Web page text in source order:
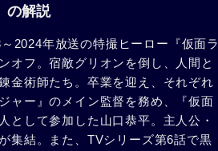
の解説
2024年放送の特撮ヒーロー『仮面ラ
オフ。宿敵グリオンを倒し、人間と
金術師たち。卒業を迎え、それぞれ
ャー』のメイン監督を務め、『仮面
として参加した山口恭平。主人公・
集結。また、TVシリーズ第6話で黒